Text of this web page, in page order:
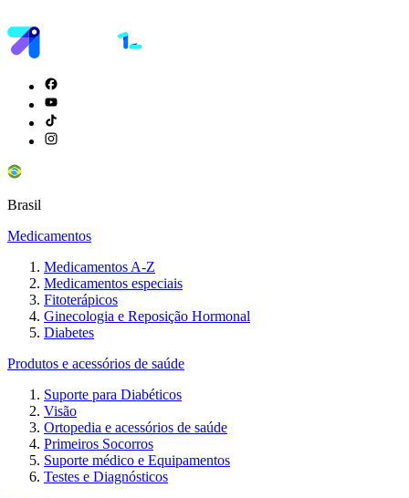
Brasil
Medicamentos
Medicamentos A-Z
Medicamentos especiais
Fitoterápicos
Ginecologia e Reposição Hormonal
Diabetes
Produtos e acessórios de saúde
Suporte para Diabéticos
Visão
Ortopedia e acessórios de saúde
Primeiros Socorros
Suporte médico e Equipamentos
Testes e Diagnósticos